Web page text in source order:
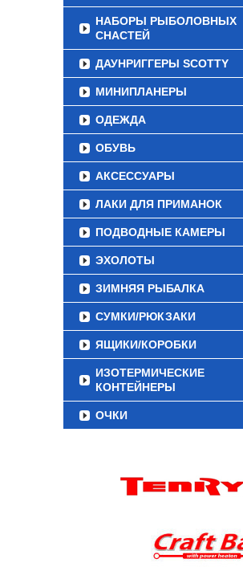
НАБОРЫ РЫБОЛОВНЫХ
СНАСТЕЙ
ДАУНРИГГЕРЫ SCOTTY
МИНИПЛАНЕРЫ
ОДЕЖДА
ОБУВЬ
АКСЕССУАРЫ
ЛАКИ ДЛЯ ПРИМАНОК
ПОДВОДНЫЕ КАМЕРЫ
ЭХОЛОТЫ
ЗИМНЯЯ РЫБАЛКА
СУМКИ/РЮКЗАКИ
ЯЩИКИ/КОРОБКИ
ИЗОТЕРМИЧЕСКИЕ
КОНТЕЙНЕРЫ
ОЧКИ